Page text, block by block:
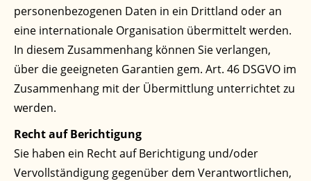
personenbezogenen Daten in ein Drittland oder an
eine internationale Organisation übermittelt werden.
In diesem Zusammenhang können Sie verlangen,
über die geeigneten Garantien gem. Art. 46 DSGVO im
Zusammenhang mit der Übermittlung unterrichtet zu
werden.
Recht auf Berichtigung
Sie haben ein Recht auf Berichtigung und/oder
Vervollständigung gegenüber dem Verantwortlichen,